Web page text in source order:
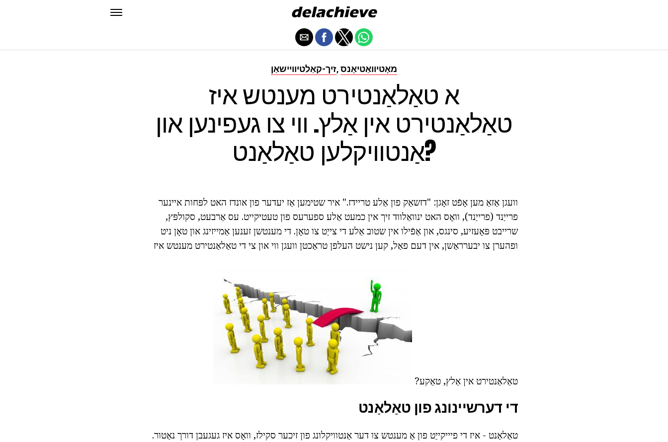
זיך-קאַלטיוויישאַן, מאָטיוואַטיאָנס
א טאַלאַנטירט מענטש איז
טאַלאַנטירט אין אַלץ. ווי צו געפינען און
אַנטוויקלען טאַלאַנט?
וועגן אַזאַ מען אָפֿט זאָגן: "דזשאַק פון אַלע טריידז." איר שטימען אַז יעדער פון אונדז האט לפּחות איינער
פרייַנד (פרייַנד), וואָס האט ינוואַלווד זיך אין כמעט אַלע ספערעס פון טעטיקייט. עס אַרבעט, סקולפּץ,
שרייבט פּאָעזיע, סינגס, און אַפֿילו אין שטוב אַלע די צייַט צו טאָן. די מענטשן זענען אַמייזינג און טאָן ניט
ופהערן צו יבערראַשן, אין דעם פאַל, קען נישט העלפן טראַכטן וועגן ווי און צי די טאַלאַנטירט מענטש איז
טאַלאַנטירט אין אַלץ, טאַקע?
די דערשיינונג פון טאַלאַנט
טאַלאַנט - איז די פיייקייַט פון אַ מענטש צו דער אַנטוויקלונג פון זיכער סקילז, וואָס איז געגעבן דורך נאַטור.